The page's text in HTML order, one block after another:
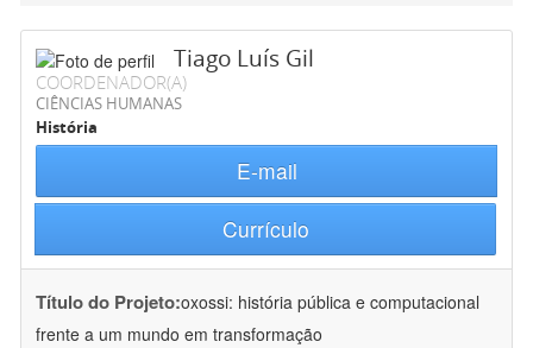
Tiago Luís Gil
COORDENADOR(A)
CIÊNCIAS HUMANAS
História
E-mail
Currículo
Título do Projeto:oxossi: história pública e computacional
frente a um mundo em transformação